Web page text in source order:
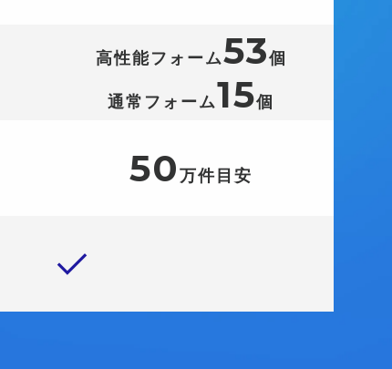
高性能フォーム53個
通常フォーム15個
50万件目安